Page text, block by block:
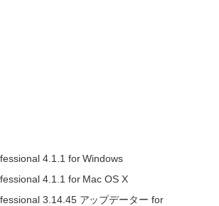
4.1.1 for Windows
4.1.1 for Mac OS X
3.14.45 アップデーター for